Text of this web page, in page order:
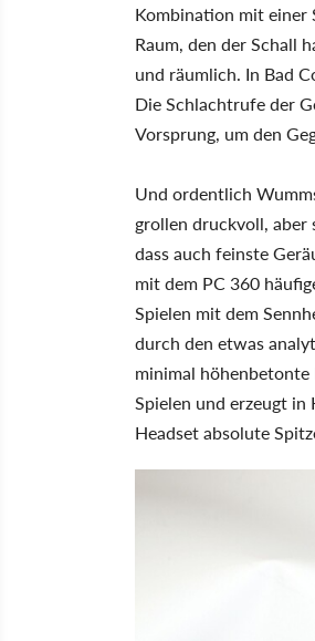
Kombination mit einer
Raum, den der Schall
und räumlich. In Bad
Die Schlachtrufe der
Vorsprung, um den
Und ordentlich
grollen druckvoll, aber
dass auch feinste
mit dem PC 360
Spielen mit dem
durch den etwas
minimal höhenbetonte
Spielen und erzeugt
Headset absolute